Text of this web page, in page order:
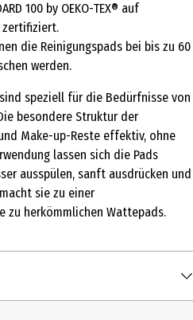
100 by OEKO-TEX® auf
die Reinigungspads bei bis zu 60
werden.
speziell für die Bedürfnisse von
besondere Struktur der
Make-up-Reste effektiv, ohne
lassen sich die Pads
ausspülen, sanft ausdrücken und
sie zu einer
zu herkömmlichen Wattepads.